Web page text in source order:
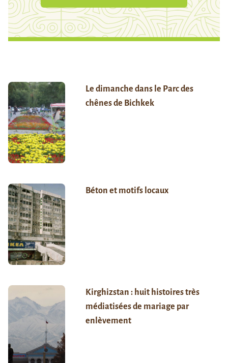
Le dimanche dans le Parc des
chênes de Bichkek
Béton et motifs locaux
Kirghizstan : huit histoires très
médiatisées de mariage par
enlèvement